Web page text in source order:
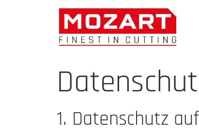
1. Datenschutz